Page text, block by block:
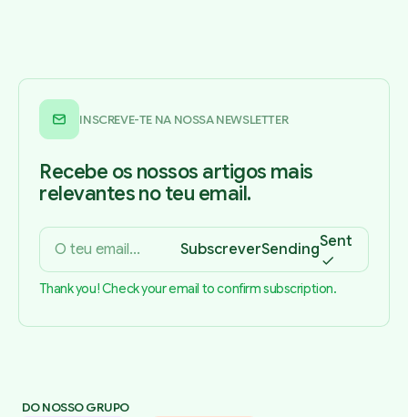
INSCREVE-TE NA NOSSA NEWSLETTER
Recebe os nossos artigos mais
relevantes no teu email.
SubscreverSendingSent
Thank you! Check your email to confirm subscription.
DO NOSSO GRUPO